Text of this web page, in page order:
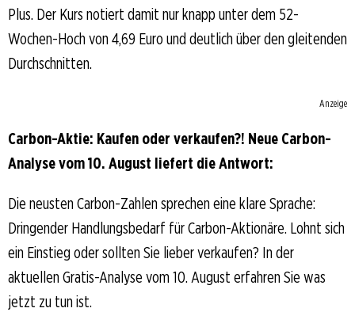
Plus. Der Kurs notiert damit nur knapp unter dem 52-
Wochen-Hoch von 4,69 Euro und deutlich über den gleitenden
Durchschnitten.
Anzeige
Carbon-Aktie: Kaufen oder verkaufen?! Neue Carbon-
Analyse vom 10. August liefert die Antwort:
Die neusten Carbon-Zahlen sprechen eine klare Sprache:
Dringender Handlungsbedarf für Carbon-Aktionäre. Lohnt sich
ein Einstieg oder sollten Sie lieber verkaufen? In der
aktuellen Gratis-Analyse vom 10. August erfahren Sie was
jetzt zu tun ist.